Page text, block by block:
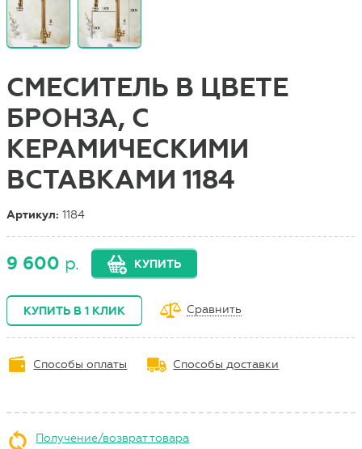
СМЕСИТЕЛЬ В ЦВЕТЕ
БРОНЗА, С
КЕРАМИЧЕСКИМИ
ВСТАВКАМИ 1184
Артикул:1184
9 600 р. КУПИТЬ
КУПИТЬ В 1 КЛИК Сравнить
Способы оплаты Способы доставки
Получение/возврат товара